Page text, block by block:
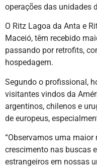
operações das unidades
O Ritz Lagoa da Anta e
Maceió, têm recebido
passando por retrofits,
hospedagem.
Segundo o profissional,
visitantes vindos da
argentinos, chilenos e
de europeus,
“Observamos uma
crescimento nas buscas
estrangeiros em nossas